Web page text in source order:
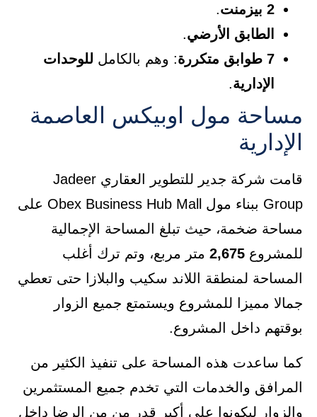
2 بيزمنت
.
الطابق الأرضي.
7 طوابق متكررة
: وهم بالكامل للوحدات
الإدارية.
مساحة مول اوبيكس العاصمة
الإدارية
قامت شركة جدير للتطوير العقاري Jadeer
Group ببناء مول Obex Business Hub Mall على
مساحة ضخمة، حيث تبلغ المساحة الإجمالية
للمشروع 2,675 متر مربع، وتم ترك أغلب
المساحة لمنطقة اللاند سكيب والبلازا حتى تعطي
جمالا مميزا للمشروع ويستمتع جميع الزوار
بوقتهم داخل المشروع.
كما ساعدت هذه المساحة على تنفيذ الكثير من
المرافق والخدمات التي تخدم جميع المستثمرين
والزوار ليكونوا على أكبر قدر من من الرضا داخل